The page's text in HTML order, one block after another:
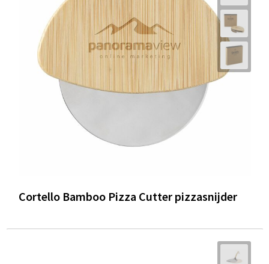
Cortello Bamboo Pizza Cutter pizzasnijder